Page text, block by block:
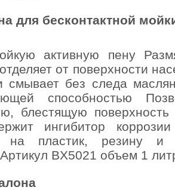
для бесконтактной
активную пену
от поверхности
смывает без следа
способностью
блестящую
ингибитор
на пластик, резину и
BX5021 объем 1